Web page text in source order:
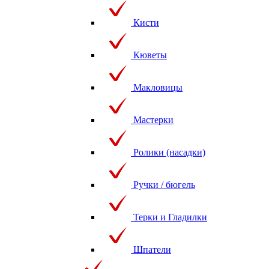
Кисти
Кюветы
Макловицы
Мастерки
Ролики (насадки)
Ручки / бюгель
Терки и Гладилки
Шпатели